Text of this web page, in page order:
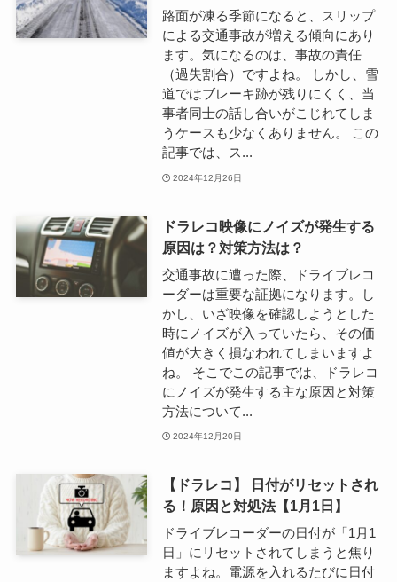
路面が凍る季節になると、スリップ
による交通事故が増える傾向にあり
ます。気になるのは、事故の責任
（過失割合）ですよね。 しかし、雪
道ではブレーキ跡が残りにくく、当
事者同士の話し合いがこじれてしま
うケースも少なくありません。 この
記事では、ス...
2024年12月26日
ドラレコ映像にノイズが発生する
原因は？対策方法は？
交通事故に遭った際、ドライブレコ
ーダーは重要な証拠になります。し
かし、いざ映像を確認しようとした
時にノイズが入っていたら、その価
値が大きく損なわれてしまいますよ
ね。 そこでこの記事では、ドラレコ
にノイズが発生する主な原因と対策
方法について...
2024年12月20日
【ドラレコ】 日付がリセットされ
る！原因と対処法【1月1日】
ドライブレコーダーの日付が「1月1
日」にリセットされてしまうと焦り
ますよね。電源を入れるたびに日付